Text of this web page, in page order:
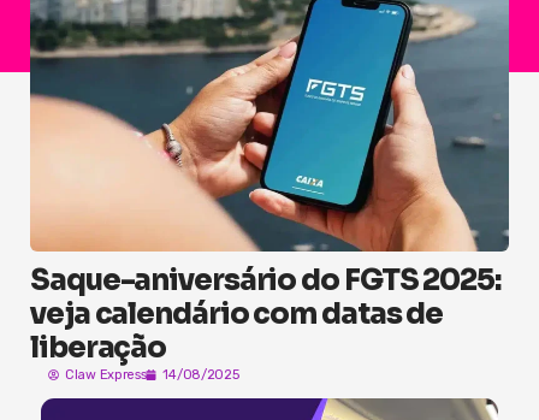
Saque-aniversário do FGTS 2025:
veja calendário com datas de
liberação
Claw Express 14/08/2025